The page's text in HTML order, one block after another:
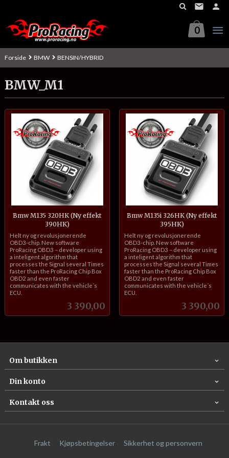
innholdet
0
Forside BMW BENSIN/HYBRID
BMW_M1
Bmw M135 320HK (Ny effekt
390HK)
Pris
3 390,00
inkl.
mva.
Helt ny og revolusjonerende
OBD3-chip. New software
ProRacing OBD3 – developer using
a inteligent algorithm that
processes the Signal several Times
faster than the ProRacing Chip Box
OBD2 and even faster
communicates with the vehicle´s
ECU.
Bmw M135i 326HK (Ny effekt
395HK)
Pris
3 390,00
inkl.
mva.
Helt ny og revolusjonerende
OBD3-chip. New software
ProRacing OBD3 – developer using
a inteligent algorithm that
processes the Signal several Times
faster than the ProRacing Chip Box
OBD2 and even faster
communicates with the vehicle´s
ECU.
Om butikken
Din konto
Kontakt oss
Frakt Kjøpsbetingelser Sikkerhet og personvern